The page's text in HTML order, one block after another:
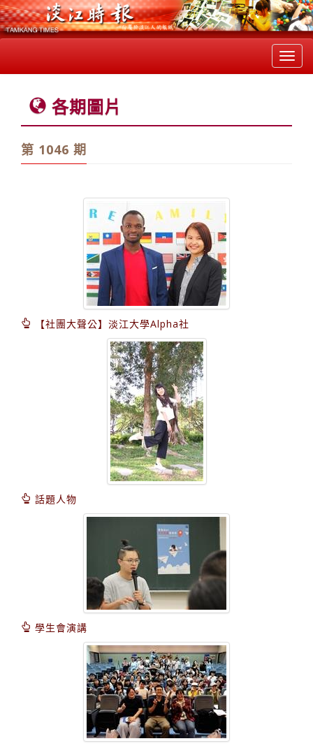
各期圖片
第 1046 期
【社團大聲公】淡江大學Alpha社
話題人物
學生會演講